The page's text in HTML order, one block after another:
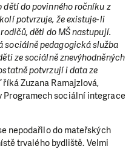
dětí do povinného ročníku z
potvrzuje, že existuje-li
děti do MŠ nastupují.
sociálně pedagogická služba
ze sociálně znevýhodněných
potvrzují i data ze
říká Zuzana Ramajzlová,
Programech sociální integrace
nepodařilo do mateřských
trvalého bydliště. Velmi